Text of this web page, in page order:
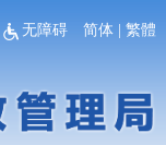
无障碍 简体 |繁體